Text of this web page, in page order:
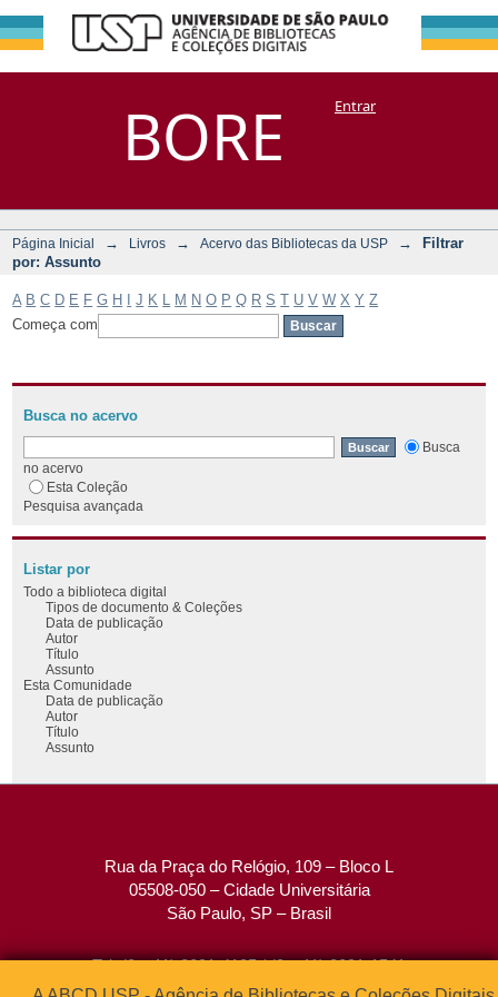
BORE
Filtrar por:
Assunto
DSpace/Manakin + CoriscoEntrar
Página Inicial → Livros → Acervo das Bibliotecas da USP →
Filtrar
por: Assunto
A B C D E F G H J K M N O P Q R S T U V W X Y Z
Começa com
Busca no acervo
Busca
no acervo
Esta Coleção
Pesquisa avançada
Listar por
Todo a biblioteca digital
Tipos de documento & Coleções
Data de publicação
Autor
Título
Assunto
Esta Comunidade
Data de publicação
Autor
Título
Assunto
Rua da Praça do Relógio, 109 – Bloco L
05508-050 – Cidade Universitária
São Paulo, SP – Brasil
Tel: (0xx11) 3091-4195 / (0xx11) 3091-1541
Fax: (0xx11) 3091-1567